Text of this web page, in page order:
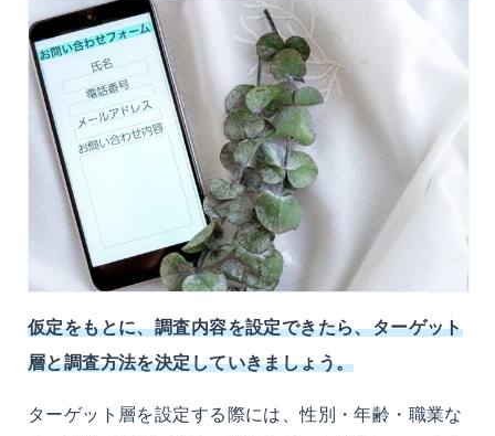
仮定をもとに、調査内容を設定できたら、ターゲット
層と調査方法を決定していきましょう。
ターゲット層を設定する際には、性別・年齢・職業な